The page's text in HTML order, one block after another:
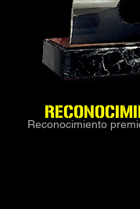
Reconocimiento